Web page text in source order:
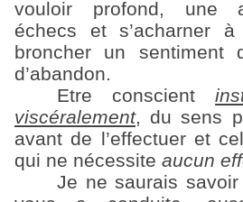
vouloir profond, une
échecs et s’acharner
broncher un sentiment
d’abandon.
Etre conscient
viscéralement, du sens
avant de l’effectuer et
qui ne nécessite aucun
Je ne saurais